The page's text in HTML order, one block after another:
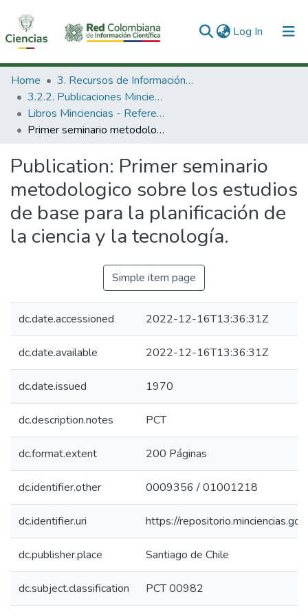
Log In (current)
Communities & Collections
All of DSpace
Statistics
Home
3. Recursos de Información Científica y Tecnológica
3.2.2. Publicaciones Minciencias
Libros Minciencias - Referenciales
Primer seminario metodologico sobre los estudios de base para la planificación de la ciencia y la tecnología.
Publication: Primer seminario
metodologico sobre los estudios
de base para la planificación de
la ciencia y la tecnología.
Simple item page
dc.date.accessioned 2022-12-16T13:36:31Z
dc.date.available 2022-12-16T13:36:31Z
dc.date.issued 1970
dc.description.notes PCT
dc.format.extent 200 Páginas
dc.identifier.other 0009356 / 01001218
dc.identifier.uri https://
dc.publisher.place Santiago de Chile
dc.subject.classification PCT 00982